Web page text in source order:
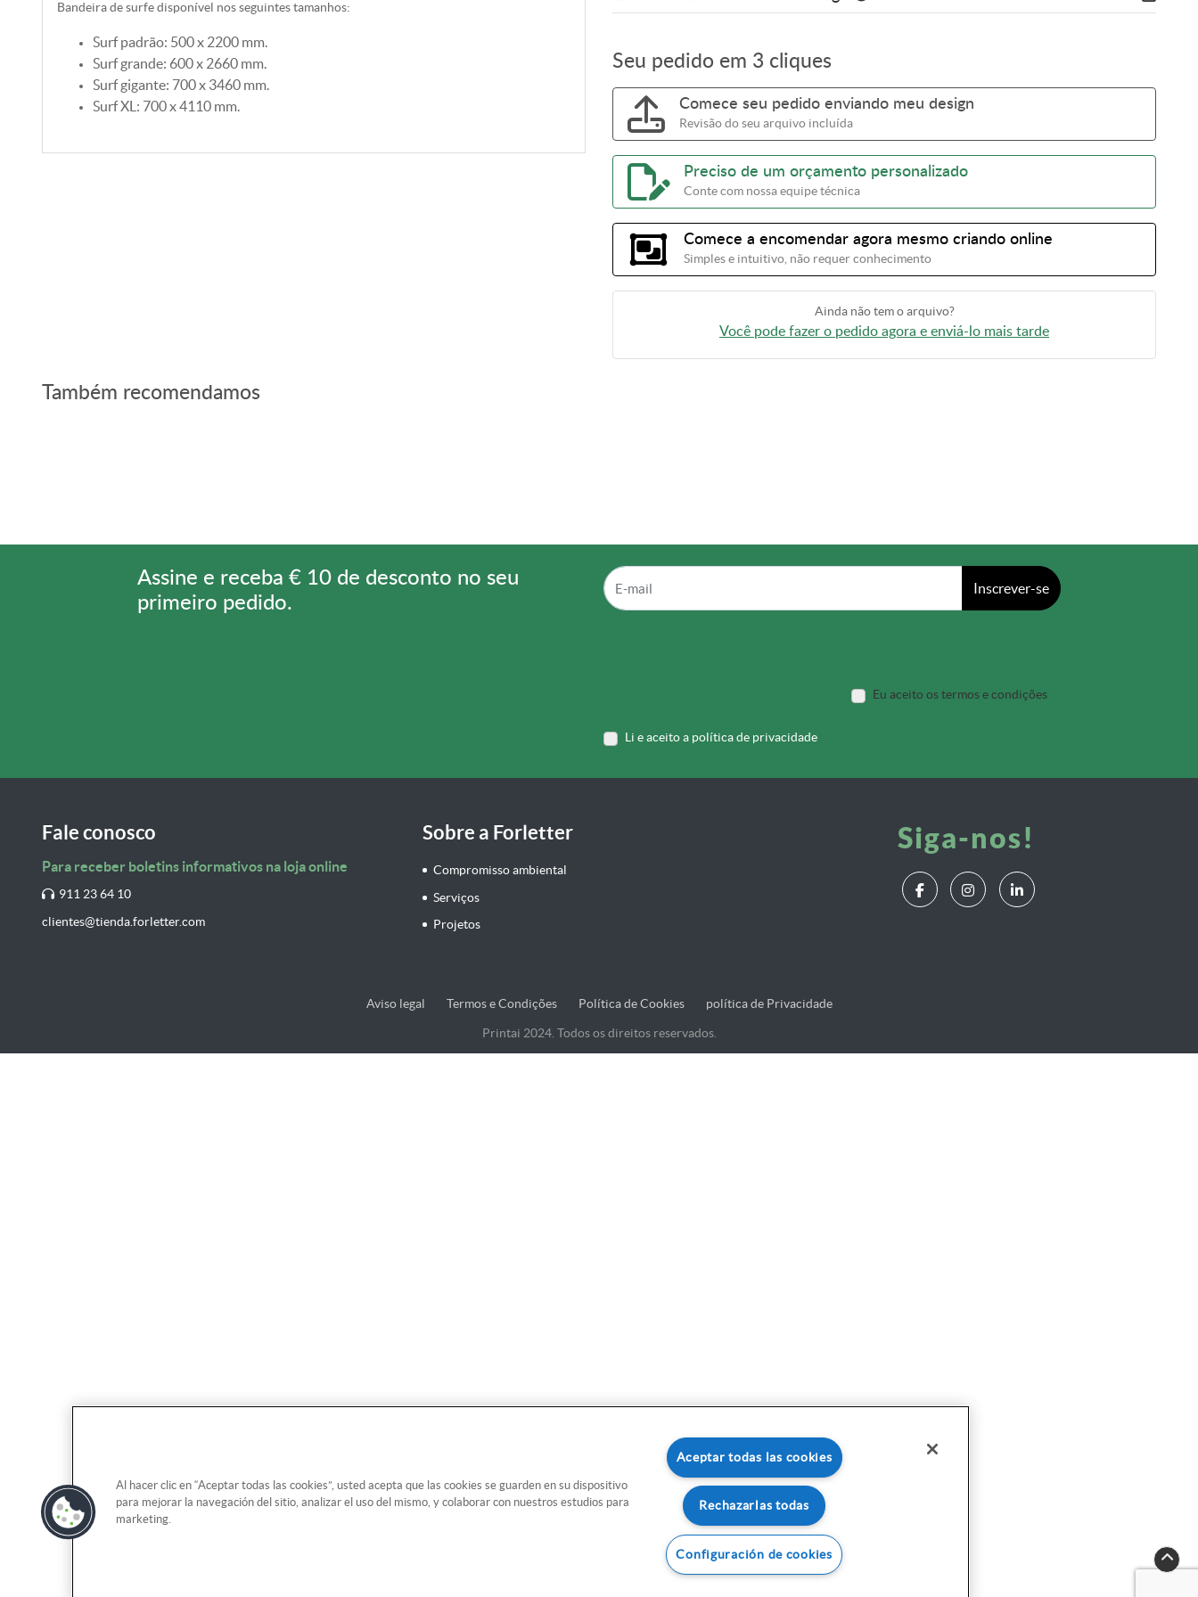
Bandeira de surfe disponível nos seguintes tamanhos:
Surf padrão: 500 x 2200 mm.
Surf grande: 600 x 2660 mm.
Surf gigante: 700 x 3460 mm.
Surf XL: 700 x 4110 mm.
Seu pedido em 3 cliques
Comece seu pedido enviando meu design
Revisão do seu arquivo incluída
Preciso de um orçamento personalizado
Conte com nossa equipe técnica
Comece a encomendar agora mesmo criando online
Simples e intuitivo, não requer conhecimento
Ainda não tem o arquivo?
Você pode fazer o pedido agora e enviá-lo mais tarde
Também recomendamos
Assine e receba € 10 de desconto no seu
primeiro pedido.
Inscrever-se
Eu aceito os termos e condições
Li e aceito a política de privacidade
Fale conosco
Para receber boletins informativos na loja online
911 23 64 10
clientes@tienda.forletter.com
Sobre a Forletter
Compromisso ambiental
Serviços
Projetos
Siga-nos!
Aviso legal Termos e Condições Política de Cookies política de Privacidade
Printai 2024. Todos os direitos reservados.
Al hacer clic en “Aceptar todas las cookies”, usted acepta que las cookies se guarden en su dispositivo
para mejorar la navegación del sitio, analizar el uso del mismo, y colaborar con nuestros estudios para
marketing.
Aceptar todas las cookies
Rechazarlas todas
Configuración de cookies